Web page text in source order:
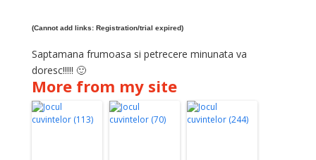
(Cannot add links: Registration/trial expired)
Saptamana frumoasa si petrecere minunata va
doresc!!!!! 🙂
More from my site